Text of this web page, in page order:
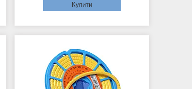
Купити